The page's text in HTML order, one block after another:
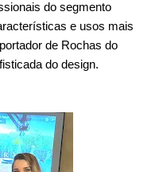
do segmento
e usos mais
de Rochas do
do design.